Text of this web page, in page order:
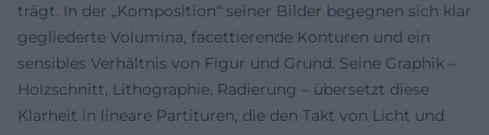
trägt. In der „Komposition“ seiner Bilder begegnen sich klar
gegliederte Volumina, facettierende Konturen und ein
sensibles Verhältnis von Figur und Grund. Seine Graphik –
Holzschnitt, Lithographie, Radierung – übersetzt diese
Klarheit in lineare Partituren, die den Takt von Licht und